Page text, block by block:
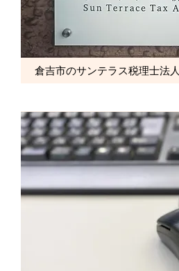
倉吉市のサンテラス税理士法人